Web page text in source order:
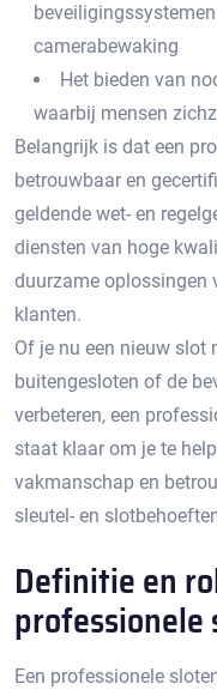
camerabewaking
Het bieden van
waarbij mensen
Belangrijk is dat een
betrouwbaar en
geldende wet- en
diensten van hoge
duurzame oplossingen
klanten.​
Of je nu een nieuw slot
buitengesloten of de
verbeteren, een
staat klaar om je te
vakmanschap en
sleutel- en
Definitie en
Een professionele